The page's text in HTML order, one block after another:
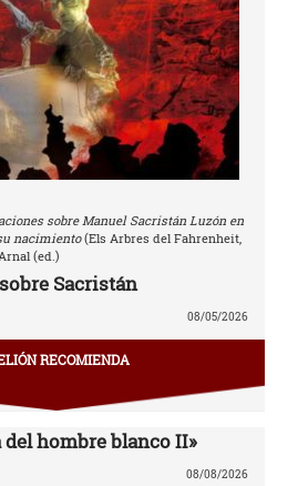
sobre Manuel Sacristán Luzón en
nacimiento(Els Arbres del Fahrenheit,
(ed.)
Sacristán
08/05/2026
RECOMIENDA
del hombre blanco II»
08/08/2026